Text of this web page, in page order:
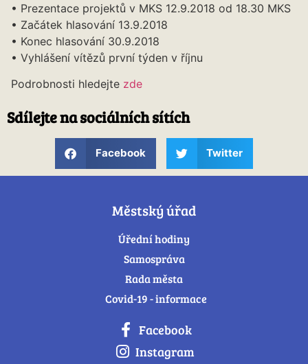
• Prezentace projektů v MKS 12.9.2018 od 18.30 MKS
• Začátek hlasování 13.9.2018
• Konec hlasování 30.9.2018
• Vyhlášení vítězů první týden v říjnu
Podrobnosti hledejte zde
Sdílejte na sociálních sítích
Facebook Twitter
Městský úřad
Úřední hodiny
Samospráva
Rada města
Covid-19 - informace
Facebook
Instagram